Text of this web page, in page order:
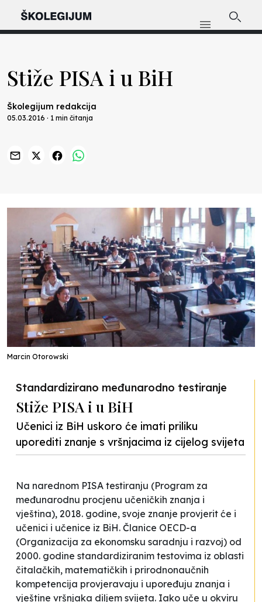
Stiže PISA i u BiH
Školegijum redakcija
05.03.2016 · 1 min čitanja
Marcin Otorowski
Standardizirano međunarodno testiranje
Stiže PISA i u BiH
Učenici iz BiH uskoro će imati priliku
uporediti znanje s vršnjacima iz cijelog svijeta
Na narednom PISA testiranju (Program za
međunarodnu procjenu učeničkih znanja i
vještina), 2018. godine, svoje znanje provjerit će i
učenici i učenice iz BiH. Članice OECD-a
(Organizacija za ekonomsku saradnju i razvoj) od
2000. godine standardiziranim testovima iz oblasti
čitalačkih, matematičkih i prirodnonaučnih
kompetencija provjeravaju i upoređuju znanja i
vještine vršnjaka diljem svijeta. Iako uče u okviru